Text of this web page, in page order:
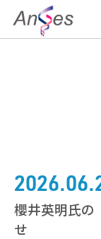
櫻井英明氏の
せ